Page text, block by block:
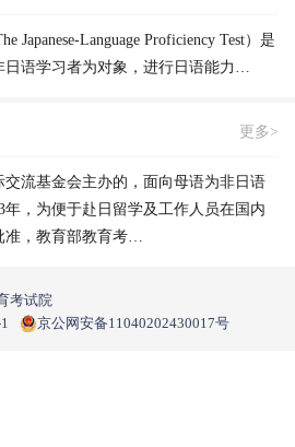
Japanese-Language Proficiency Test）是
日语学习者为对象，进行日语能力…
更多>
交流基金会主办的，面向母语为非日语
年，为便于赴日留学及工作人员在国内
准，教育部教育考…
考试院
京公网安备11040202430017号